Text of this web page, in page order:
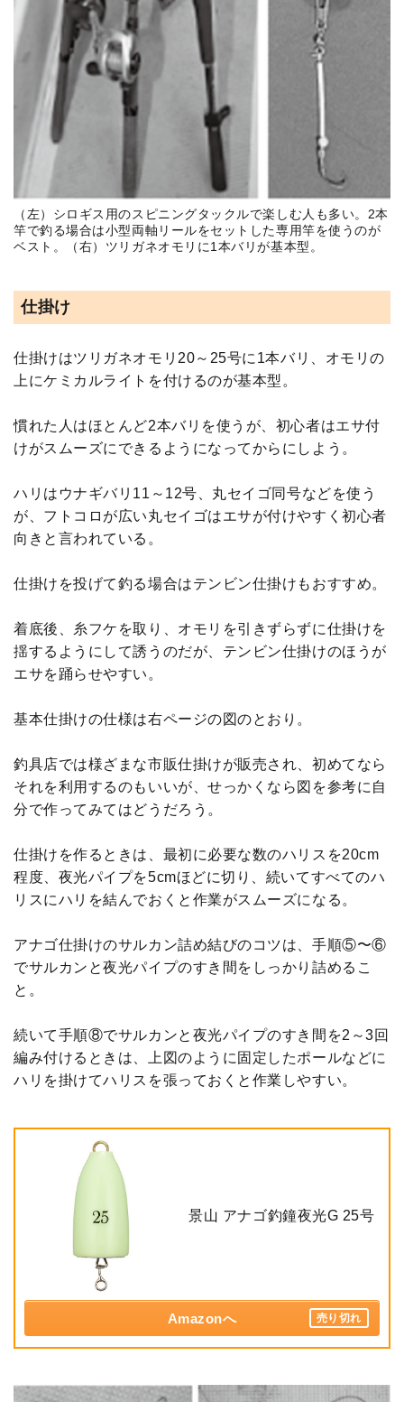
（左）シロギス用のスピニングタックルで楽しむ人も多い。2本
竿で釣る場合は小型両軸リールをセットした専用竿を使うのが
ベスト。（右）ツリガネオモリに1本バリが基本型。
仕掛け
仕掛けはツリガネオモリ20～25号に1本バリ、オモリの
上にケミカルライトを付けるのが基本型。
慣れた人はほとんど2本バリを使うが、初心者はエサ付
けがスムーズにできるようになってからにしよう。
ハリはウナギバリ11～12号、丸セイゴ同号などを使う
が、フトコロが広い丸セイゴはエサが付けやすく初心者
向きと言われている。
仕掛けを投げて釣る場合はテンビン仕掛けもおすすめ。
着底後、糸フケを取り、オモリを引きずらずに仕掛けを
揺するようにして誘うのだが、テンビン仕掛けのほうが
エサを踊らせやすい。
基本仕掛けの仕様は右ページの図のとおり。
釣具店では様ざまな市販仕掛けが販売され、初めてなら
それを利用するのもいいが、せっかくなら図を参考に自
分で作ってみてはどうだろう。
仕掛けを作るときは、最初に必要な数のハリスを20cm
程度、夜光パイプを5cmほどに切り、続いてすべてのハ
リスにハリを結んでおくと作業がスムーズになる。
アナゴ仕掛けのサルカン詰め結びのコツは、手順⑤〜⑥
でサルカンと夜光パイプのすき間をしっかり詰めるこ
と。
続いて手順⑧でサルカンと夜光パイプのすき間を2～3回
編み付けるときは、上図のように固定したポールなどに
ハリを掛けてハリスを張っておくと作業しやすい。
景山 アナゴ釣鐘夜光G 25号
Amazonへ 売り切れ